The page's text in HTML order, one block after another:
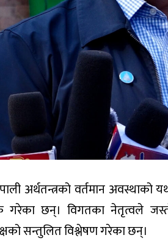
अर्थतन्त्रको वर्तमान अवस्थाको
गरेका छन्। विगतका नेतृत्वले
सन्तुलित विश्लेषण गरेका छन्।